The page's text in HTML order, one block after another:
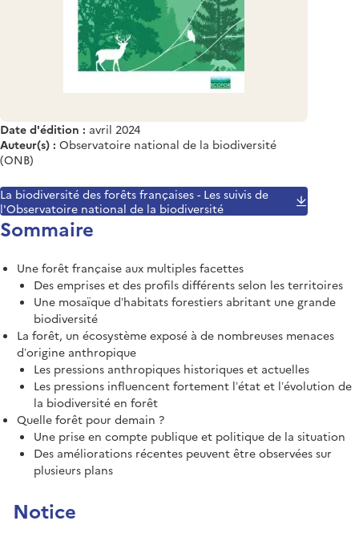
Date d'édition : avril 2024
Auteur(s) : Observatoire national de la biodiversité
(ONB)
La biodiversité des forêts françaises - Les suivis de
l'Observatoire national de la biodiversité
Sommaire
Une forêt française aux multiples facettes
Des emprises et des profils différents selon les territoires
Une mosaïque d’habitats forestiers abritant une grande
biodiversité
La forêt, un écosystème exposé à de nombreuses menaces
d’origine anthropique
Les pressions anthropiques historiques et actuelles
Les pressions influencent fortement l’état et l’évolution de
la biodiversité en forêt
Quelle forêt pour demain ?
Une prise en compte publique et politique de la situation
Des améliorations récentes peuvent être observées sur
plusieurs plans
Notice